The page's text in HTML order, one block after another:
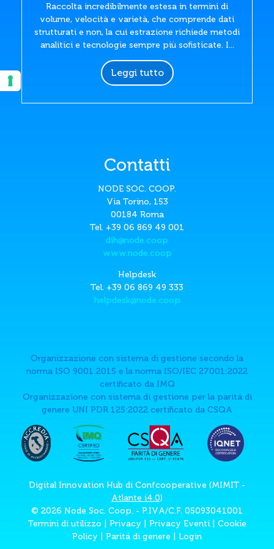
Raccolta incredibilmente estesa in termini di
volume, velocità e varietà, che comprende dati
strutturati e non, la cui estrazione richiede metodi
analitici e tecnologie sempre più sofisticate. I...
Leggi tutto
Contatti
NODE SOC. COOP.
Via Torino, 153
00184 Roma
Tel. +39 06 869 49 001
dih@node.coop
www.node.coop
Helpdesk
Tel. +39 06 869 49 333
helpdesk@node.coop
Organizzazione con sistema di gestione secondo la
norma ISO 9001:2015 e la norma ISO/IEC 27001:2022
certificato da IMQ
Organizzazione con sistema di gestione per la paritá di
genere UNI PDR 125:2022 certificato da CSQA
Digital Innovation Hub di Confcooperative (MIMIT -
Atlante i4.0)
© 2026 Node Soc. Coop. - P.IVA/C.F. 05093041001
Termini di utilizzo
Privacy Privacy Eventi| Cookie
Policy
Paritá di genere Login